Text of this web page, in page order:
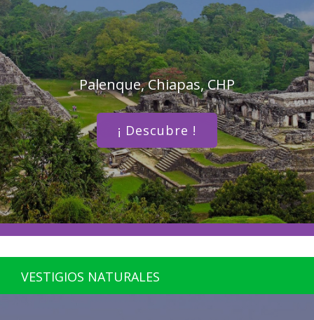
Palenque, Chiapas, CHP
¡ Descubre !
VESTIGIOS NATURALES